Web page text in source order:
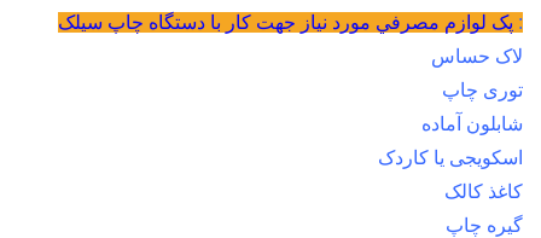
:
لاک حساس
توری چاپ
شابلون آماده
اسکویجی یا کاردک
کاغذ کالک
گیره چاپ